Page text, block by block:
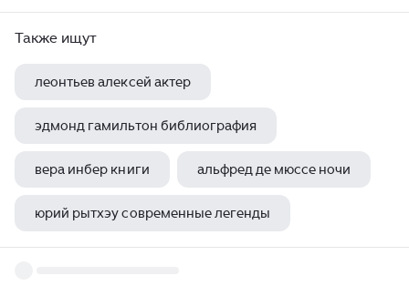
Также ищут
леонтьев алексей актер
эдмонд гамильтон библиография
вера инбер книги альфред де мюссе ночи
юрий рытхэу современные легенды